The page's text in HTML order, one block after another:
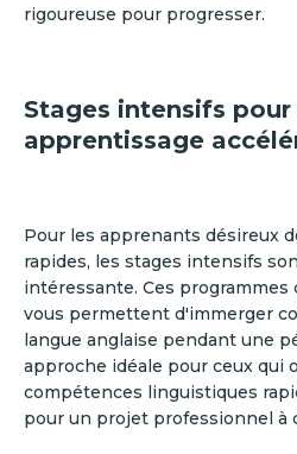
rigoureuse pour progresser.
Stages intensifs pour
apprentissage
Pour les apprenants désireux
rapides, les stages intensifs
intéressante. Ces
vous permettent d'immerger
langue anglaise pendant une
approche idéale pour ceux qui
compétences linguistiques
pour un projet professionnel à